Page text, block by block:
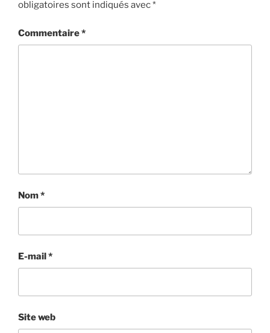
obligatoires sont indiqués avec*
Commentaire*
Nom*
E-mail*
Site web